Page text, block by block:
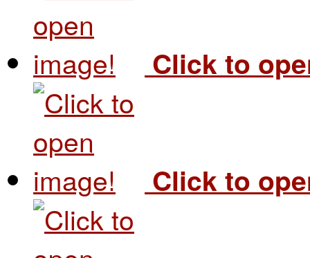
Click to
Click to